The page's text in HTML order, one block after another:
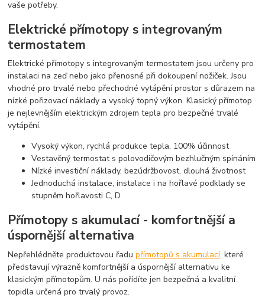
vaše potřeby.
Elektrické přímotopy s integrovaným
termostatem
Elektrické přímotopy s integrovaným termostatem jsou určeny pro
instalaci na zeď nebo jako přenosné při dokoupení nožiček. Jsou
vhodné pro trvalé nebo přechodné vytápění prostor s důrazem na
nízké pořizovací náklady a vysoký topný výkon. Klasický přímotop
je nejlevnějším elektrickým zdrojem tepla pro bezpečné trvalé
vytápění.
Vysoký výkon, rychlá produkce tepla, 100% účinnost
Vestavěný termostat s polovodičovým bezhlučným spínáním
Nízké investiční náklady, bezúdržbovost, dlouhá životnost
Jednoduchá instalace, instalace i na hořlavé podklady se
stupněm hořlavosti C, D
Přímotopy s akumulací - komfortnější a
úspornější alternativa
Nepřehlédněte produktovou řadupřímotopů s akumulací, které
představují výrazně komfortnější a úspornější alternativu ke
klasickým přímotopům. U nás pořídíte jen bezpečná a kvalitní
topidla určená pro trvalý provoz.